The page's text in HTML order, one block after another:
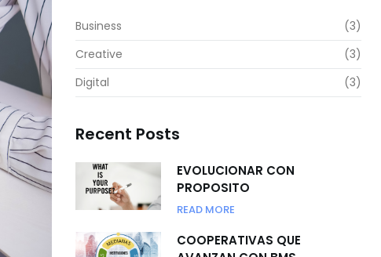
Business
(3)
Creative
(3)
Digital
(3)
Recent Posts
EVOLUCIONAR CON
PROPOSITO
READ MORE
COOPERATIVAS QUE